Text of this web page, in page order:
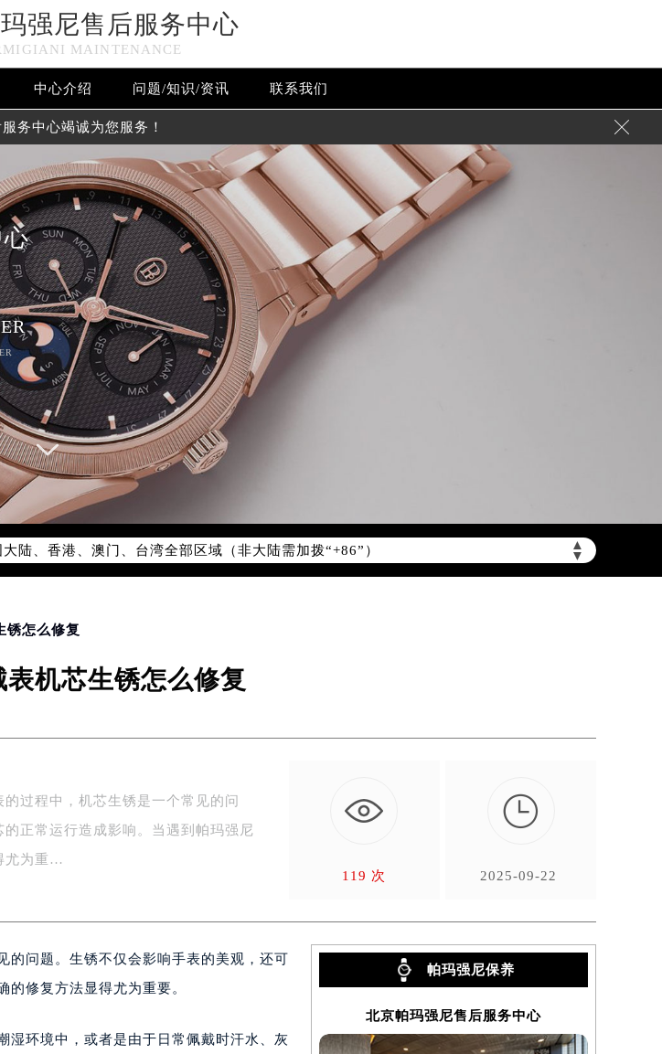
强尼售后服务中心
MAINTENANCE
中心介绍 问题/知识/资讯 联系我们
务中心竭诚为您服务！ 
▲
▼
陆、香港、澳门、台湾全部区域（非大陆需加拨“+86”）
室（北京总部）（需提前预约）
（需提前预约）
提前预约）
（需提前预约）
象城）17层1706室（需提前预约）
提前预约）
室（需提前预约）
办公楼14层07室（需提前预约）
（需提前预约）
锈怎么修复
机芯生锈怎么修复
过程中，机芯生锈是一个常见的问
正常运行造成影响。当遇到帕玛强尼
尤为重…
119 次

2025-09-22
的问题。生锈不仅会影响手表的美观，还可
修复方法显得尤为重要。
湿环境中，或者是由于日常佩戴时汗水、灰
帕玛强尼保养
北京帕玛强尼售后服务中心